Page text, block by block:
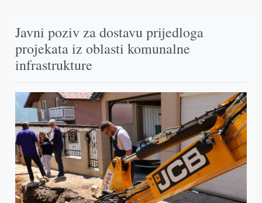
Javni poziv za dostavu prijedloga
projekata iz oblasti komunalne
infrastrukture